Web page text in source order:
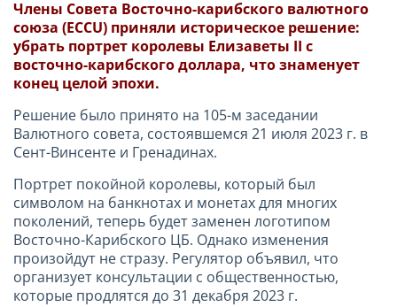
Члены Совета Восточно-карибского валютного
союза (ECCU) приняли историческое решение:
убрать портрет королевы Елизаветы II с
восточно-карибского доллара, что знаменует
конец целой эпохи.
Решение было принято на 105-м заседании
Валютного совета, состоявшемся 21 июля 2023 г. в
Сент-Винсенте и Гренадинах.
Портрет покойной королевы, который был
символом на банкнотах и монетах для многих
поколений, теперь будет заменен логотипом
Восточно-Карибского ЦБ. Однако изменения
произойдут не стразу. Регулятор объявил, что
организует консультации с общественностью,
которые продлятся до 31 декабря 2023 г.